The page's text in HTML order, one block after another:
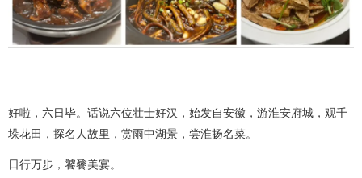
好啦，六日毕。话说六位壮士好汉，始发自安徽，游淮安府城，观千
垛花田，探名人故里，赏雨中湖景，尝淮扬名菜。
日行万步，饕餮美宴。